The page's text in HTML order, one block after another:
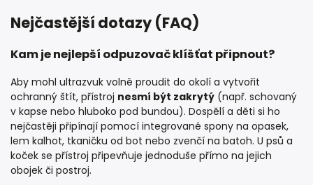
Nejčastější dotazy (FAQ)
Kam je nejlepší odpuzovač klíšťat připnout?
Aby mohl ultrazvuk volně proudit do okolí a vytvořit
ochranný štít, přístroj nesmí být zakrytý (např. schovaný
v kapse nebo hluboko pod bundou). Dospělí a děti si ho
nejčastěji připínají pomocí integrované spony na opasek,
lem kalhot, tkaničku od bot nebo zvenčí na batoh. U psů a
koček se přístroj připevňuje jednoduše přímo na jejich
obojek či postroj.